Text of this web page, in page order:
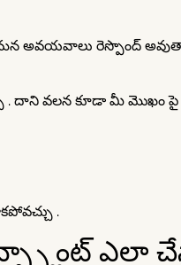
అవయవాలు రెస్పొంద్
. దాని వలన కూడా మీ మొఖం పై
.
ఎలా